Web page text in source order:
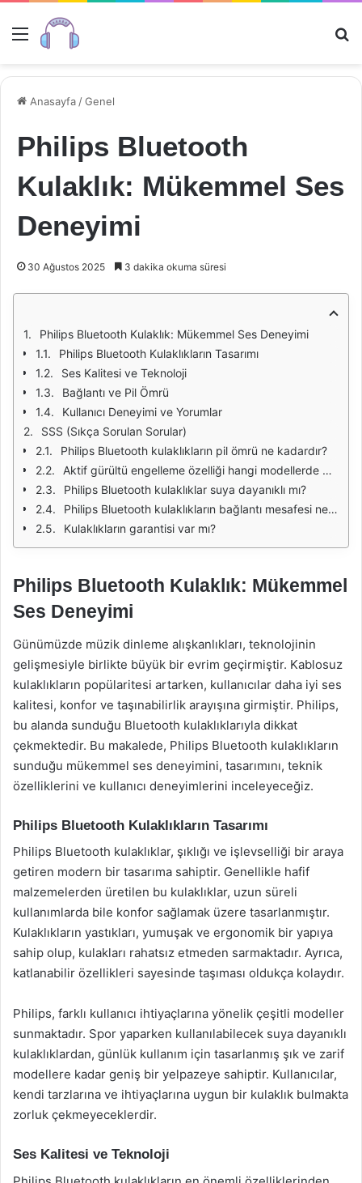
Menü
Anasayfa /Genel
Philips Bluetooth
Kulaklık: Mükemmel Ses
Deneyimi
30 Ağustos 2025 3 dakika okuma süresi
Philips Bluetooth Kulaklık: Mükemmel Ses Deneyimi
Philips Bluetooth Kulaklıkların Tasarımı
Ses Kalitesi ve Teknoloji
Bağlantı ve Pil Ömrü
Kullanıcı Deneyimi ve Yorumlar
SSS (Sıkça Sorulan Sorular)
Philips Bluetooth kulaklıkların pil ömrü ne kadardır?
Aktif gürültü engelleme özelliği hangi modellerde bulunmaktadır?
Philips Bluetooth kulaklıklar suya dayanıklı mı?
Philips Bluetooth kulaklıkların bağlantı mesafesi ne kadardır?
Kulaklıkların garantisi var mı?
Philips Bluetooth Kulaklık: Mükemmel
Ses Deneyimi
Günümüzde müzik dinleme alışkanlıkları, teknolojinin
gelişmesiyle birlikte büyük bir evrim geçirmiştir. Kablosuz
kulaklıkların popülaritesi artarken, kullanıcılar daha iyi ses
kalitesi, konfor ve taşınabilirlik arayışına girmiştir. Philips,
bu alanda sunduğu Bluetooth kulaklıklarıyla dikkat
çekmektedir. Bu makalede, Philips Bluetooth kulaklıkların
sunduğu mükemmel ses deneyimini, tasarımını, teknik
özelliklerini ve kullanıcı deneyimlerini inceleyeceğiz.
Philips Bluetooth Kulaklıkların Tasarımı
Philips Bluetooth kulaklıklar, şıklığı ve işlevselliği bir araya
getiren modern bir tasarıma sahiptir. Genellikle hafif
malzemelerden üretilen bu kulaklıklar, uzun süreli
kullanımlarda bile konfor sağlamak üzere tasarlanmıştır.
Kulaklıkların yastıkları, yumuşak ve ergonomik bir yapıya
sahip olup, kulakları rahatsız etmeden sarmaktadır. Ayrıca,
katlanabilir özellikleri sayesinde taşıması oldukça kolaydır.
Philips, farklı kullanıcı ihtiyaçlarına yönelik çeşitli modeller
sunmaktadır. Spor yaparken kullanılabilecek suya dayanıklı
kulaklıklardan, günlük kullanım için tasarlanmış şık ve zarif
modellere kadar geniş bir yelpazeye sahiptir. Kullanıcılar,
kendi tarzlarına ve ihtiyaçlarına uygun bir kulaklık bulmakta
zorluk çekmeyeceklerdir.
Ses Kalitesi ve Teknoloji